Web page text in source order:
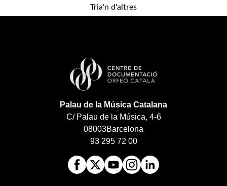
Tria'n d'altres
Palau de la Música Catalana
C/ Palau de la Música, 4-6
08003Barcelona
93 295 72 00